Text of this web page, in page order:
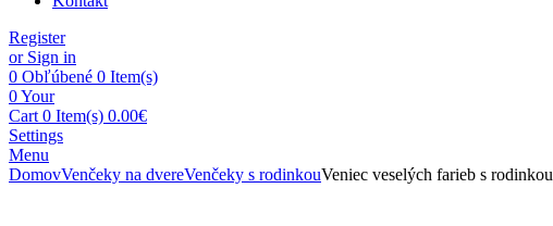
Register
or Sign in
0 Obľúbené 0 Item(s)
0Your
Cart 0 Item(s) 0.00€
Settings
Menu
DomovVenčeky na dvereVenčeky s rodinkouVeniec veselých farieb s rodinkou